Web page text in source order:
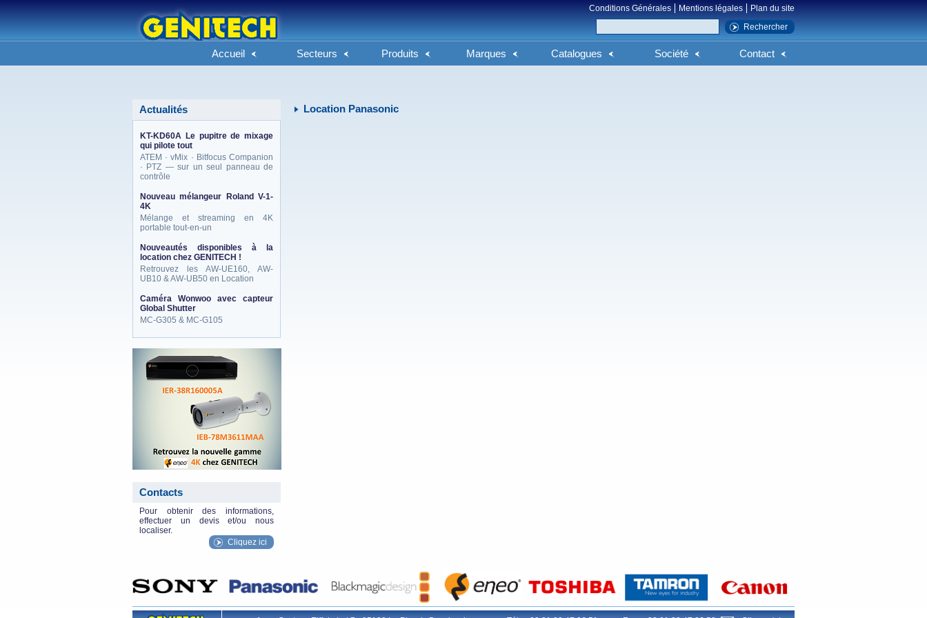
Conditions Générales Mentions légales Plan du site
Accueil Secteurs Produits Marques Catalogues Société Contact
Actualités
KT-KD60A Le pupitre de mixage
qui pilote tout
ATEM · vMix · Bitfocus Companion
· PTZ — sur un seul panneau de
contrôle
Nouveau mélangeur Roland V-1-
4K
Mélange et streaming en 4K
portable tout-en-un
Nouveautés disponibles à la
location chez GENITECH !
Retrouvez les AW-UE160, AW-
UB10 & AW-UB50 en Location
Caméra Wonwoo avec capteur
Global Shutter
MC-G305 & MC-G105
Contacts
Pour obtenir des informations,
effectuer un devis et/ou nous
localiser.
Cliquez ici
Location Panasonic